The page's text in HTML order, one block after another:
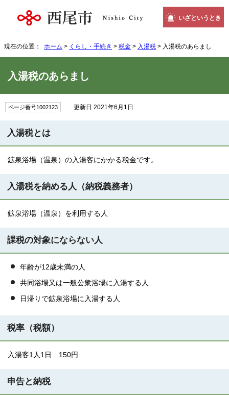
いざというとき
現在の位置： ホーム > くらし・手続き > 税金 > 入湯税 > 入湯税のあらまし
入湯税のあらまし
ページ番号1002123 更新日 2021年6月1日
入湯税とは
鉱泉浴場（温泉）の入湯客にかかる税金です。
入湯税を納める人（納税義務者）
鉱泉浴場（温泉）を利用する人
課税の対象にならない人
年齢が12歳未満の人
共同浴場又は一般公衆浴場に入湯する人
日帰りで鉱泉浴場に入湯する人
税率（税額）
入湯客1人1日 150円
申告と納税